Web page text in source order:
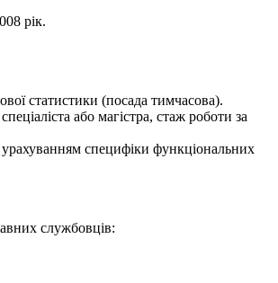
рік.
статистики (посада тимчасова).
або магістра, стаж роботи за
урахуванням специфіки функціональних
службовців: